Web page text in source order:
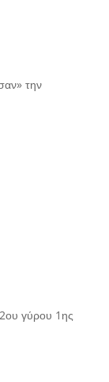
την
γύρου 1ης